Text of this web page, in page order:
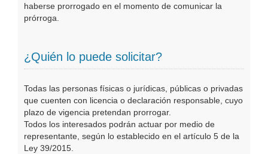
haberse prorrogado en el momento de comunicar la
prórroga.
¿Quién lo puede solicitar?
Todas las personas físicas o jurídicas, públicas o privadas
que cuenten con licencia o declaración responsable, cuyo
plazo de vigencia pretendan prorrogar.
Todos los interesados podrán actuar por medio de
representante, según lo establecido en el artículo 5 de la
Ley 39/2015.